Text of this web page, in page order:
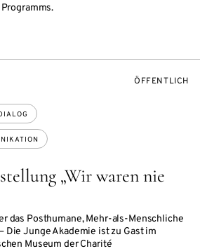
„Wir waren nie
das Posthumane, Mehr-als-Menschliche
Die Junge Akademie ist zu Gast im
Museum der Charité
ÖFFENTLICH